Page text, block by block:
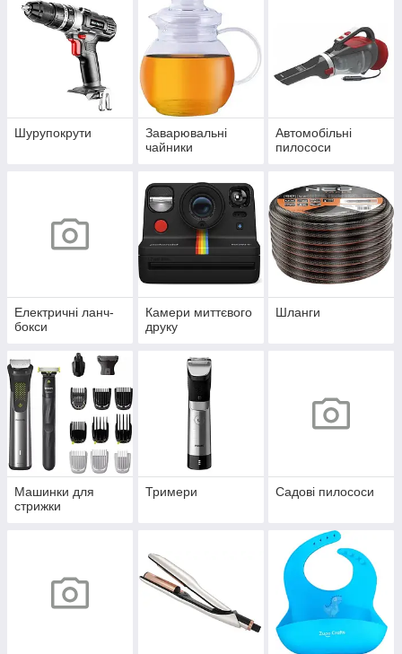
Шурупокрути
Заварювальні
чайники
Автомобільні
пилососи
Електричні ланч-
бокси
Камери миттєвого
друку
Шланги
Машинки для
стрижки
Тримери Садові пилососи